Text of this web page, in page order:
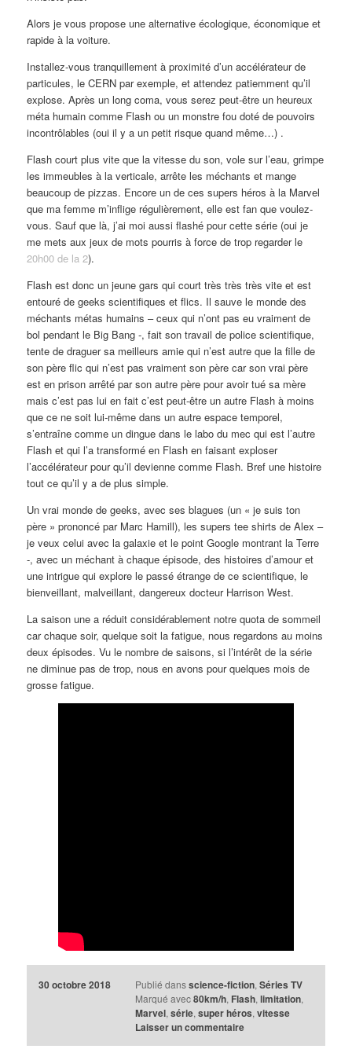
Alors je vous propose une alternative écologique, économique et
rapide à la voiture.
Installez-vous tranquillement à proximité d’un accélérateur de
particules, le CERN par exemple, et attendez patiemment qu’il
explose. Après un long coma, vous serez peut-être un heureux
méta humain comme Flash ou un monstre fou doté de pouvoirs
incontrôlables (oui il y a un petit risque quand même…) .
Flash court plus vite que la vitesse du son, vole sur l’eau, grimpe
les immeubles à la verticale, arrête les méchants et mange
beaucoup de pizzas. Encore un de ces supers héros à la Marvel
que ma femme m’inflige régulièrement, elle est fan que voulez-
vous. Sauf que là, j’ai moi aussi flashé pour cette série (oui je
me mets aux jeux de mots pourris à force de trop regarder le
20h00 de la 2).
Flash est donc un jeune gars qui court très très très vite et est
entouré de geeks scientifiques et flics. Il sauve le monde des
méchants métas humains – ceux qui n’ont pas eu vraiment de
bol pendant le Big Bang -, fait son travail de police scientifique,
tente de draguer sa meilleurs amie qui n’est autre que la fille de
son père flic qui n’est pas vraiment son père car son vrai père
est en prison arrêté par son autre père pour avoir tué sa mère
mais c’est pas lui en fait c’est peut-être un autre Flash à moins
que ce ne soit lui-même dans un autre espace temporel,
s’entraîne comme un dingue dans le labo du mec qui est l’autre
Flash et qui l’a transformé en Flash en faisant exploser
l’accélérateur pour qu’il devienne comme Flash. Bref une histoire
tout ce qu’il y a de plus simple.
Un vrai monde de geeks, avec ses blagues (un « je suis ton
père » prononcé par Marc Hamill), les supers tee shirts de Alex –
je veux celui avec la galaxie et le point Google montrant la Terre
-, avec un méchant à chaque épisode, des histoires d’amour et
une intrigue qui explore le passé étrange de ce scientifique, le
bienveillant, malveillant, dangereux docteur Harrison West.
La saison une a réduit considérablement notre quota de sommeil
car chaque soir, quelque soit la fatigue, nous regardons au moins
deux épisodes. Vu le nombre de saisons, si l’intérêt de la série
ne diminue pas de trop, nous en avons pour quelques mois de
grosse fatigue.
30 octobre 2018 Publié dans science-fiction, Séries TV
Marqué avec 80km/h, Flash, limitation,
Marvel, série, super héros, vitesse
Laisser un commentaire